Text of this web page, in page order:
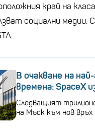
край на
социални медии.
В очакване на
времена: SpaceX
Следващият
на Мъск към нов връх